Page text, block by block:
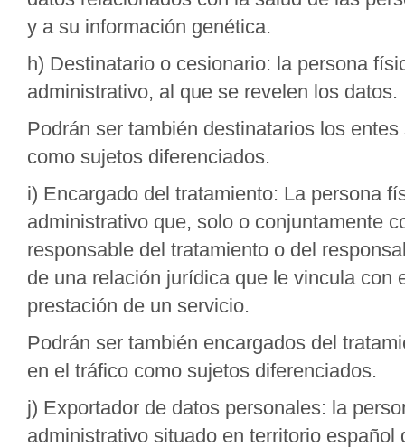
y a su información genética.
h) Destinatario o cesionario: la persona
administrativo, al que se revelen los datos.
Podrán ser también destinatarios los
como sujetos diferenciados.
i) Encargado del tratamiento: La persona
administrativo que, solo o conjuntamente
responsable del tratamiento o del
de una relación jurídica que le vincula con
prestación de un servicio.
Podrán ser también encargados del
en el tráfico como sujetos diferenciados.
j) Exportador de datos personales: la
administrativo situado en territorio